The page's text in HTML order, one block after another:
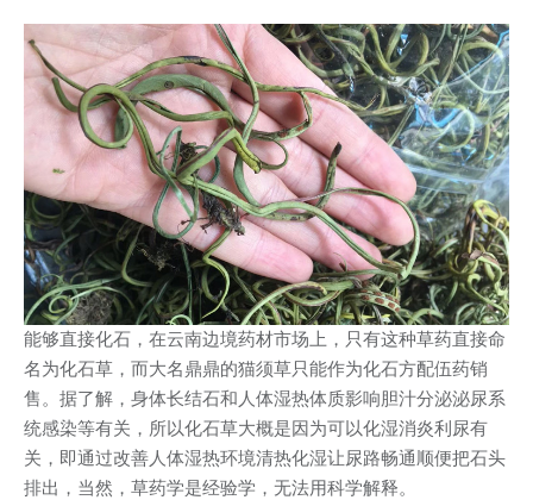
能够直接化石，在云南边境药材市场上，只有这种草药直接命
名为化石草，而大名鼎鼎的猫须草只能作为化石方配伍药销
售。据了解，身体长结石和人体湿热体质影响胆汁分泌泌尿系
统感染等有关，所以化石草大概是因为可以化湿消炎利尿有
关，即通过改善人体湿热环境清热化湿让尿路畅通顺便把石头
排出，当然，草药学是经验学，无法用科学解释。